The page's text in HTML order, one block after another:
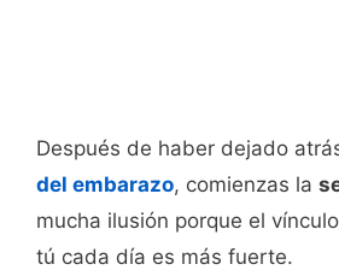
Después de haber dejado
del embarazo, comienzas la
mucha ilusión porque el
tú cada día es más fuerte.